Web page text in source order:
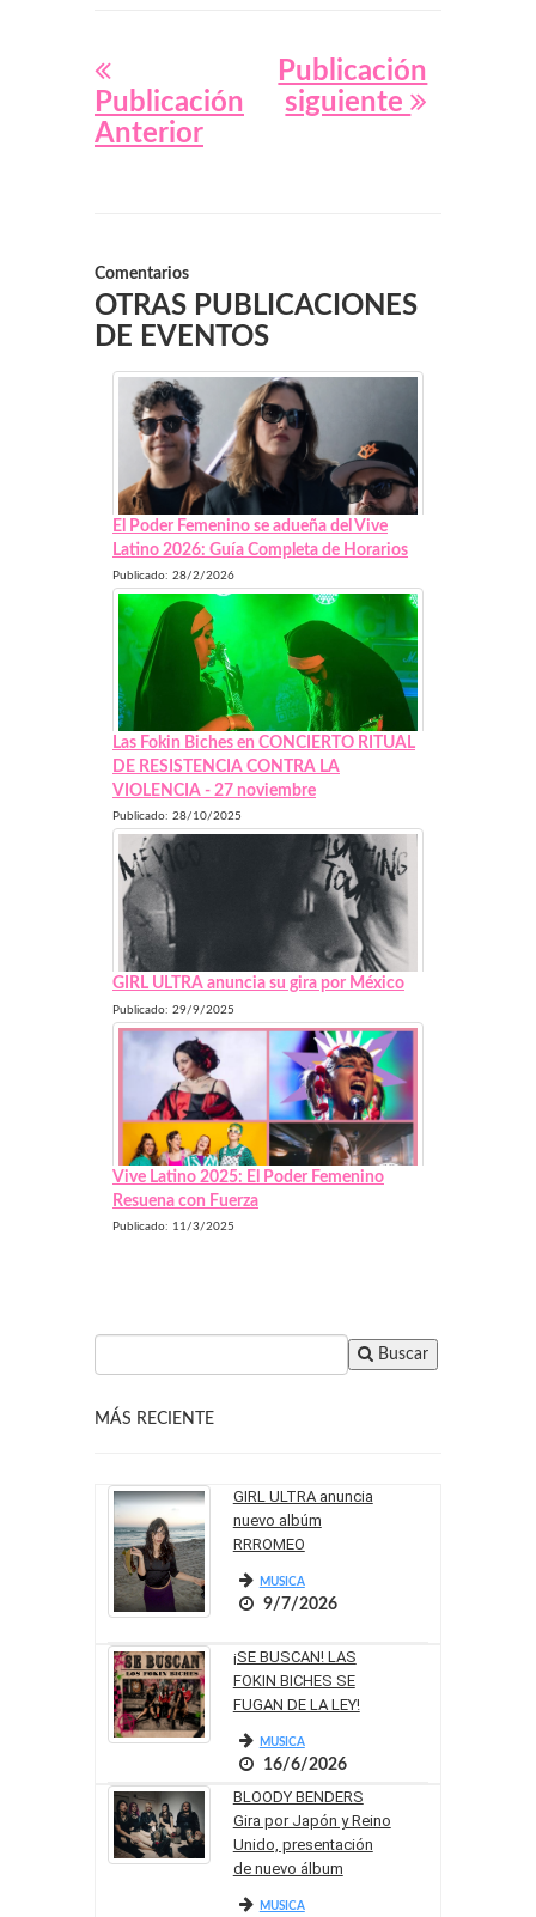
Publicación
Anterior
Publicación
siguiente
Comentarios
OTRAS PUBLICACIONES
DE EVENTOS
El Poder Femenino se adueña del Vive
Latino 2026: Guía Completa de Horarios
Publicado: 28/2/2026
Las Fokin Biches en CONCIERTO RITUAL
DE RESISTENCIA CONTRA LA
VIOLENCIA - 27 noviembre
Publicado: 28/10/2025
GIRL ULTRA anuncia su gira por México
Publicado: 29/9/2025
Vive Latino 2025: El Poder Femenino
Resuena con Fuerza
Publicado: 11/3/2025
Buscar
MÁS RECIENTE
GIRL ULTRA anuncia
nuevo albúm
RRROMEO
MUSICA
9/7/2026
¡SE BUSCAN! LAS
FOKIN BICHES SE
FUGAN DE LA LEY!
MUSICA
16/6/2026
BLOODY BENDERS
Gira por Japón y Reino
Unido, presentación
de nuevo álbum
MUSICA